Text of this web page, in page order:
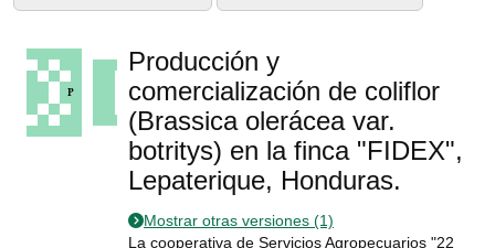
Producción y
comercialización de coliflor
(Brassica olerácea var.
botritys) en la finca "FIDEX",
Lepaterique, Honduras.
Mostrar otras versiones (1)
La cooperativa de Servicios Agropecuarios "22